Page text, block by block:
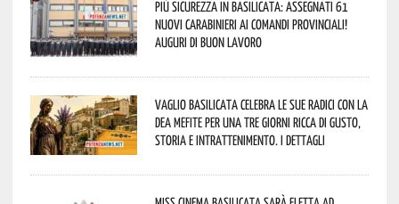
Più sicurezza in Basilicata: assegnati 61
nuovi Carabinieri ai Comandi provinciali!
Auguri di buon lavoro
Vaglio Basilicata celebra le sue radici con la
Dea Mefite per una tre giorni ricca di gusto,
storia e intrattenimento. I dettagli